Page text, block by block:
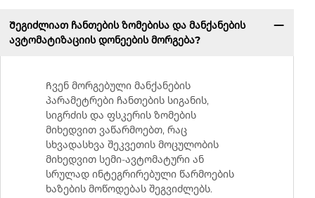
Შეგიძლიათ ჩანთების ზომებისა და მანქანების
ავტომატიზაციის დონეების მორგება?
Ჩვენ მორგებული მანქანების
პარამეტრები ჩანთების სიგანის,
სიგრძის და ფსკერის ზომების
მიხედვით ვაწარმოებთ, რაც
სხვადასხვა შეკვეთის მოცულობის
მიხედვით სემი-ავტომატური ან
სრულად ინტეგრირებული წარმოების
ხაზების მოწოდებას შეგვიძლებს.